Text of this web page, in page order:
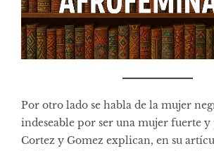
Por otro lado se habla de la mujer
indeseable por ser una mujer fuerte
Cortez y Gomez explican, en su